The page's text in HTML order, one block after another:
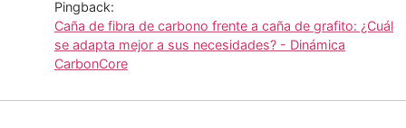
Pingback:
Caña de fibra de carbono frente a caña de grafito: ¿Cuál
se adapta mejor a sus necesidades? - Dinámica
CarbonCore